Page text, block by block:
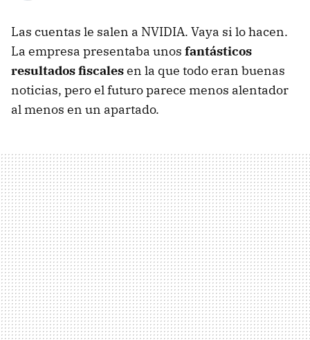
Las cuentas le salen a NVIDIA. Vaya si lo hacen.
La empresa presentaba unos fantásticos
resultados fiscalesen la que todo eran buenas
noticias, pero el futuro parece menos alentador
al menos en un apartado.